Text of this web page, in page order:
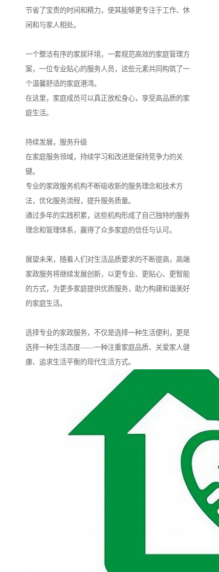
节省了宝贵的时间和精力，使其能够更专注于工作、休
闲和与家人相处。
一个整洁有序的家居环境，一套规范高效的家庭管理方
案，一位专业贴心的服务人员，这些元素共同构筑了一
个温馨舒适的家庭港湾。
在这里，家庭成员可以真正放松身心，享受高品质的家
庭生活。
持续发展，服务升级
在家庭服务领域，持续学习和改进是保持竞争力的关
键。
专业的家政服务机构不断吸收新的服务理念和技术方
法，优化服务流程，提升服务质量。
通过多年的实践积累，这些机构形成了自己独特的服务
理念和管理体系，赢得了众多家庭的信任与认可。
展望未来，随着人们对生活品质要求的不断提高，高端
家政服务将继续发展创新，以更专业、更贴心、更智能
的方式，为更多家庭提供优质服务，助力构建和谐美好
的家庭生活。
选择专业的家政服务，不仅是选择一种生活便利，更是
选择一种生活态度——一种注重家庭品质、关爱家人健
康、追求生活平衡的现代生活方式。